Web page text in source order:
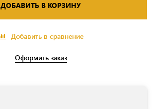
ДОБАВИТЬ В КОРЗИНУ
Добавить в сравнение
Оформить заказ